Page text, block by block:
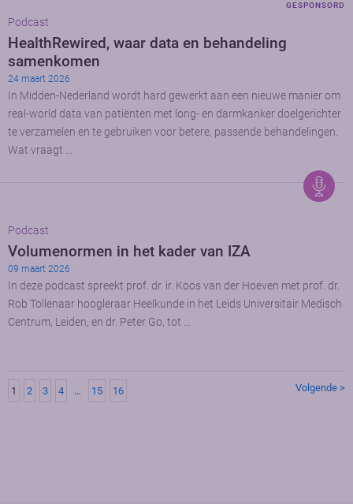
GESPONSORD
Podcast
HealthRewired, waar data en behandeling
samenkomen
24 maart 2026
In Midden-Nederland wordt hard gewerkt aan een nieuwe manier om
real-world data van patiënten met long- en darmkanker doelgerichter
te verzamelen en te gebruiken voor betere, passende behandelingen.
Wat vraagt …
Podcast
Volumenormen in het kader van IZA
09 maart 2026
In deze podcast spreekt prof. dr. ir. Koos van der Hoeven met prof. dr.
Rob Tollenaar hoogleraar Heelkunde in het Leids Universitair Medisch
Centrum, Leiden, en dr. Peter Go, tot …
1 2 3 4 … 15 16 Volgende >